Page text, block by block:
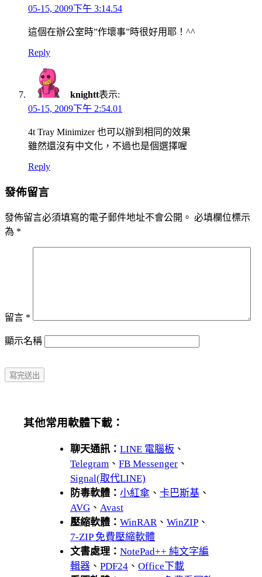
05-15, 2009下午 3:14.54
這個在辦公室時”作壞事”時很好用耶！^^
Reply
knightt表示:
05-15, 2009下午 2:54.01
4t Tray Minimizer 也可以辦到相同的效果
雖然還沒有中文化，不過也是個選擇喔
Reply
發佈留言
發佈留言必須填寫的電子郵件地址不會公開。 必填欄位標示
為 *
留言 *
顯示名稱
其他常用軟體下載：
聊天通訊： LINE 電腦板 、
Telegram 、 FB Messenger 、
Signal(取代LINE)
防毒軟體： 小紅傘 、 卡巴斯基 、
AVG 、 Avast
壓縮軟體： WinRAR、 WinZIP 、
7-ZIP 免費壓縮軟體
文書處理： NotePad++ 純文字編
輯器 、 PDF24 、 Office下載